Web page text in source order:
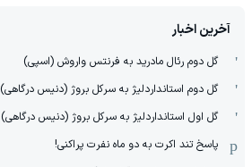
آخرین اخبار
گل دوم رئال مادرید به فرنتس واروش (اسپی)
گل دوم استانداردلیژ به سرکل بروژ (دنیس درگاهی)
گل اول استانداردلیژ به سرکل بروژ (دنیس درگاهی)
پاسخ تند اکرت به دو ماه نفرت پراکنی!